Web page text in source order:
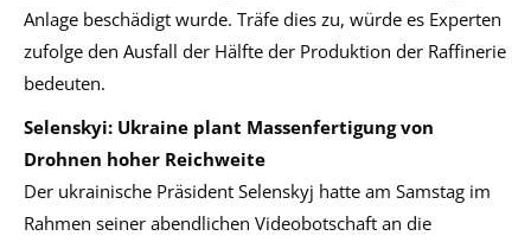
Anlage beschädigt wurde. Träfe dies zu, würde es Experten
zufolge den Ausfall der Hälfte der Produktion der Raffinerie
bedeuten.
Selenskyi: Ukraine plant Massenfertigung von
Drohnen hoher Reichweite
Der ukrainische Präsident Selenskyj hatte am Samstag im
Rahmen seiner abendlichen Videobotschaft an die